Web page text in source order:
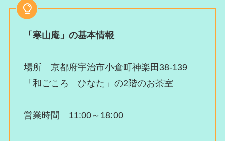
「寒山庵」の基本情報
場所 京都府宇治市小倉町神楽田38-139
「和ごころ ひなた」の2階のお茶室
営業時間 11:00～18:00